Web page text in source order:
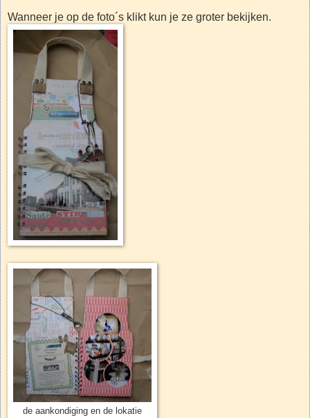
Wanneer je op de foto´s klikt kun je ze groter bekijken.
de aankondiging en de lokatie